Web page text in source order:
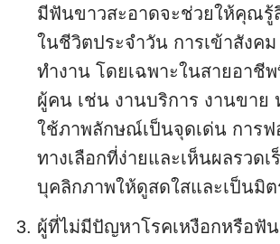
มีฟันขาวสะอาดจะช่วยให้คุณรู้
ในชีวิตประจำวัน การเข้าสังค
ทำงาน โดยเฉพาะในสายอาชี
ผู้คน เช่น งานบริการ งานขาย
ใช้ภาพลักษณ์เป็นจุดเด่น การฟ
ทางเลือกที่ง่ายและเห็นผลรวดเ
บุคลิกภาพให้ดูสดใสและเป็นมิ
ผู้ที่ไม่มีปัญหาโรคเหงือกหรือฟั